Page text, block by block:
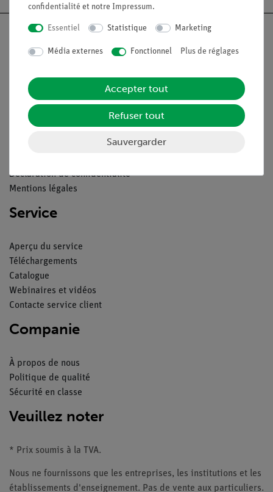
Légal
Déclaration de confidentialité
Mentions légales
Service
Aperçu du service
Téléchargements
Catalogue
Webinaires et vidéos
Contacte service client
Companie
À propos de nous
Politique de qualité
Sécurité en classe
Veuillez noter
* Prix soumis à la TVA.
Nous ne fournissons que les entreprises, les institutions et les
établissements d'enseignement. Pas de vente aux particuliers.
confidentialité et notre Impressum.
Essentiel Statistique Marketing
Média externes Fonctionnel Plus de réglages
Accepter tout
Refuser tout
Sauvergarder